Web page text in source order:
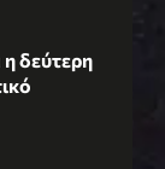
δεύτερη